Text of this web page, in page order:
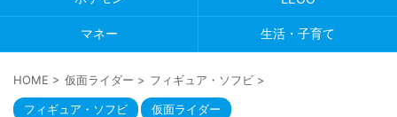
マネー 生活・子育て
HOME > 仮面ライダー > フィギュア・ソフビ >
フィギュア・ソフビ 仮面ライダー